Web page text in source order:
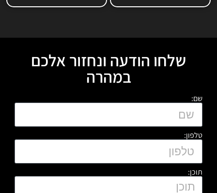
שלחו הודעה ונחזור אלכם
במהרה
שם:
טלפון:
תוכן: